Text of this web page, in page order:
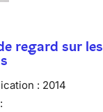
regard sur les
: 2014